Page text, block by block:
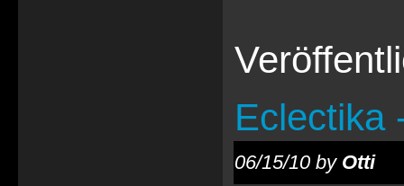
Eclectika
06/15/10 by Otti